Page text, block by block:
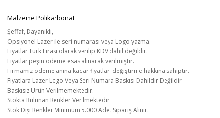
Malzeme Polikarbonat
Şeffaf, Dayanıklı,
Opsiyonel Lazer ile seri numarası veya Logo yazma.
Fiyatlar Türk Lirası olarak verilip KDV dahil değildir.
Fiyatlar peşin ödeme esas alınarak verilmiştir.
Firmamız ödeme anına kadar fiyatları değiştirme hakkına sahiptir.
Fiyatlara Lazer Logo Veya Seri Numara Baskısı Dahildir Değildir
Baskısız Ürün Verilmemektedir.
Stokta Bulunan Renkler Verilmektedir.
Stok Dışı Renkler Minimum 5.000 Adet Sipariş Alınır.